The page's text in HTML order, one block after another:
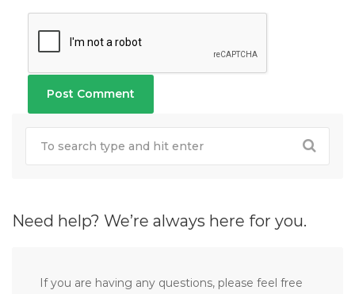
Need help? We’re always here for you.
If you are having any questions, please feel free